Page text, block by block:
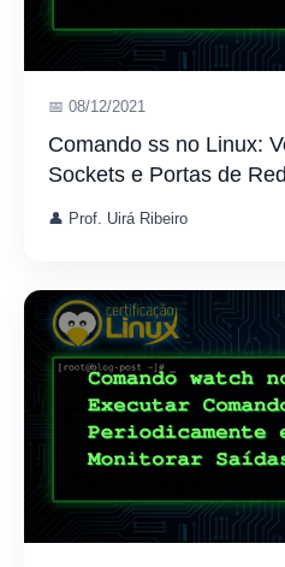
📅 08/12/2021
Comando ss no Linux:
Sockets e Portas de
👤 Prof. Uirá Ribeiro